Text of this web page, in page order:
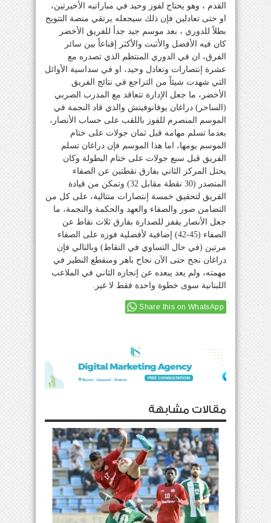
القدم ، وهو يحتاج لفوز وحيد في مباراتيه الأخيرتين،
او حتى تعادلين فإن ذلك سيجعله يرتقي منصة التتويج
بطلاً للدوري ، بعد موسم جيد جدأ للفريق الأخضر
كان فيه الأفضل والأثبت والأكثر إقناعاً بين سائر
الفرق، ان في الدوري المنتظم الذي تصدره مع
عشرة إنتصارات وتعادل وحيد، او في سداسية الأوائل
التي شهدت شيئاً من التراجع في نتائج الفريق
الأخضر، ما جعل الإدارة تتعاقد مع المدرب الصربي
(الساحر) دراغان يوفانوفيتش والذي قاد النجمة في
الموسم المنصرم للفوز باللقب على حساب الأنصار،
بعدما تسلم مهامه قبل ثمان جولات على ختام
الموسم يومها، اما هذا الموسم فإن دراغان تسلم
الفريق قبل سبع جولات على ختام البطولة وكان
يحتل المركز الثاني بفارق نقطتين عن الصفاء
المتصدر (30 نقطة مقابل 32) وتمكن من قيادة
الفريق لتحقيق خمسة إنتصارات متتالية، على كل من
التضامن صور والصفاء والعهد والحكمة والنجمة، ما
جعل الأنصار يقفز للصدارة بفارق ثلاث نقاط عن
الصفاء (45-42) إضافية لأفضلية فوزه على الصفاء
مرتين (في حال التساوي في النقاط) وبالتالي فإن
دراغان نجح حتى الآن نجاح باهر ومنقطع النظير في
مهمته، ولم يعد يبعده عن إنجازه الثاني في الملاعب
اللبنانية سوى خطوة واحدة فقط لا غير.
Share this on WhatsApp
مقالات مشابهة